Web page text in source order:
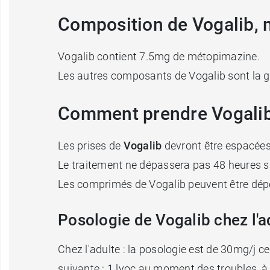
Composition de Vogalib,
Vogalib contient 7.5mg de métopimazine.
Les autres composants de Vogalib sont la
Comment prendre
Les prises de Vogalib devront être
Le traitement ne dépassera pas 48 heures
Les comprimés de Vogalib peuvent être
Posologie de Vogalib chez
Chez l'adulte : la posologie est de 30mg/j